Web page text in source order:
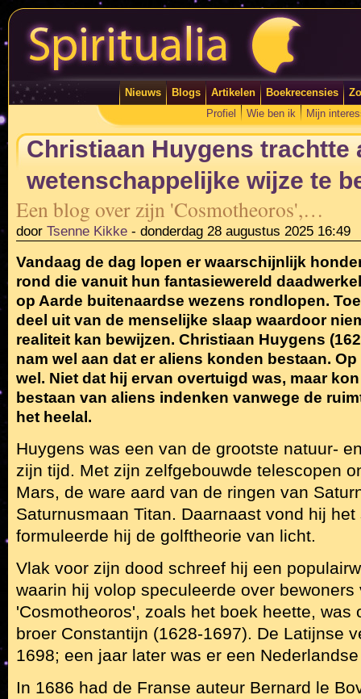
Nieuws Blogs Artikelen Boekrecensies
Profiel
Wie ben ik Mijn
Christiaan Huygens trachtte
wetenschappelijke wijze te
Een blog over zijn 'Cosmotheoros',…
door Tsenne Kikke - donderdag 28 augustus 2025 16:49
Vandaag de dag lopen er waarschijnlijk
rond die vanuit hun fantasiewereld
op Aarde buitenaardse wezens rondlopen.
deel uit van de menselijke slaap waardoor
realiteit kan bewijzen. Christiaan Huygens
nam wel aan dat er aliens konden bestaan.
wel. Niet dat hij ervan overtuigd was, maar
bestaan van aliens indenken vanwege de
het heelal.
Huygens was een van de grootste natuur-
zijn tijd. Met zijn zelfgebouwde telescopen
Mars, de ware aard van de ringen van
Saturnusmaan Titan. Daarnaast vond hij
formuleerde hij de golftheorie van licht.
Vlak voor zijn dood schreef hij een
waarin hij volop speculeerde over
'Cosmotheoros', zoals het boek heette, was
broer Constantijn (1628-1697). De Latijnse
1698; een jaar later was er een
In 1686 had de Franse auteur Bernard le